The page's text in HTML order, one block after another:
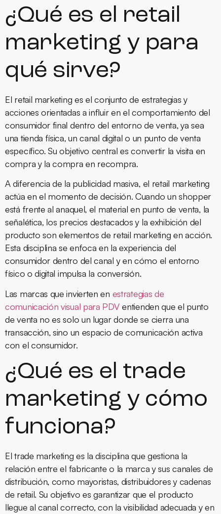
¿Qué es el retail
marketing y para
qué sirve?
El retail marketing es el conjunto de estrategias y
acciones orientadas a influir en el comportamiento del
consumidor final dentro del entorno de venta, ya sea
una tienda física, un canal digital o un punto de venta
específico. Su objetivo central es convertir la visita en
compra y la compra en recompra.
A diferencia de la publicidad masiva, el retail marketing
actúa en el momento de decisión. Cuando un shopper
está frente al anaquel, el material en punto de venta, la
señalética, los precios destacados y la exhibición del
producto son elementos de retail marketing en acción.
Esta disciplina se enfoca en la experiencia del
consumidor dentro del canal y en cómo el entorno
físico o digital impulsa la conversión.
Las marcas que invierten en estrategias de
comunicación visual para PDVentienden que el punto
de venta no es solo un lugar donde se cierra una
transacción, sino un espacio de comunicación activa
con el consumidor.
¿Qué es el trade
marketing y cómo
funciona?
El trade marketing es la disciplina que gestiona la
relación entre el fabricante o la marca y sus canales de
distribución, como mayoristas, distribuidores y cadenas
de retail. Su objetivo es garantizar que el producto
llegue al canal correcto, con la visibilidad adecuada y en